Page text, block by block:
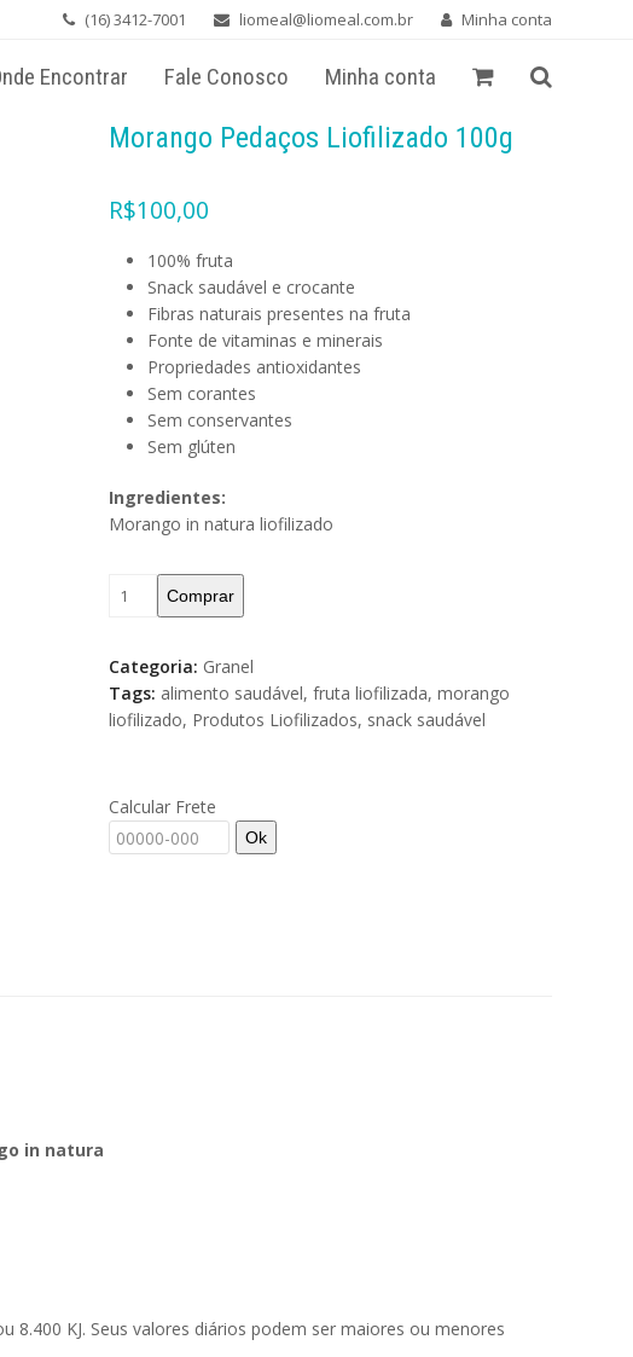
(16) 3412-7001 liomeal@liomeal.com.br Minha conta
Encontrar Fale Conosco Minha conta
Morango Pedaços Liofilizado 100g
R$100,00
100% fruta
Snack saudável e crocante
Fibras naturais presentes na fruta
Fonte de vitaminas e minerais
Propriedades antioxidantes
Sem corantes
Sem conservantes
Sem glúten
Ingredientes:
Morango in natura liofilizado
Comprar
Categoria: Granel
Tags: alimento saudável, fruta liofilizada, morango
liofilizado, Produtos Liofilizados, snack saudável
Calcular Frete
Ok
in natura
8.400 KJ. Seus valores diários podem ser maiores ou menores